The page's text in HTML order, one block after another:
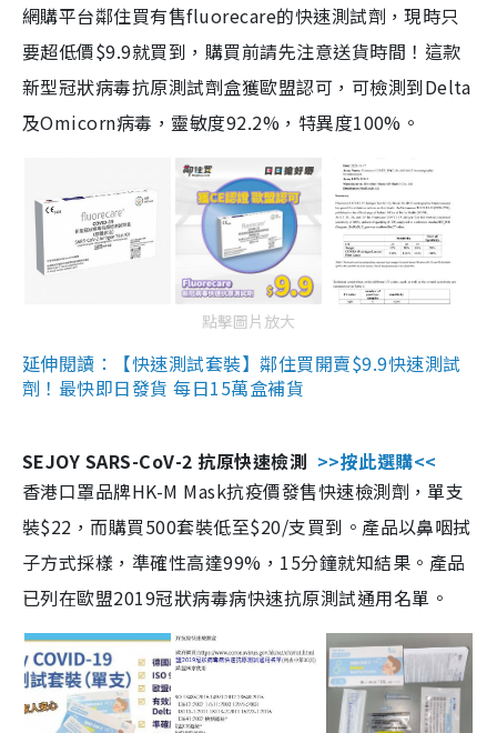
網購平台鄰住買有售fluorecare的快速測試劑，現時只
要超低價$9.9就買到，購買前請先注意送貨時間！這款
新型冠狀病毒抗原測試劑盒獲歐盟認可，可檢測到Delta
及Omicorn病毒，靈敏度92.2%，特異度100%。
點擊圖片放大
延伸閱讀：【快速測試套裝】鄰住買開賣$9.9快速測試
劑！最快即日發貨 每日15萬盒補貨
SEJOY SARS-CoV-2 抗原快速檢測 >>按此選購<<
香港口罩品牌HK-M Mask抗疫價發售快速檢測劑，單支
裝$22，而購買500套裝低至$20/支買到。產品以鼻咽拭
子方式採樣，準確性高達99%，15分鐘就知結果。產品
已列在歐盟2019冠狀病毒病快速抗原測試通用名單。